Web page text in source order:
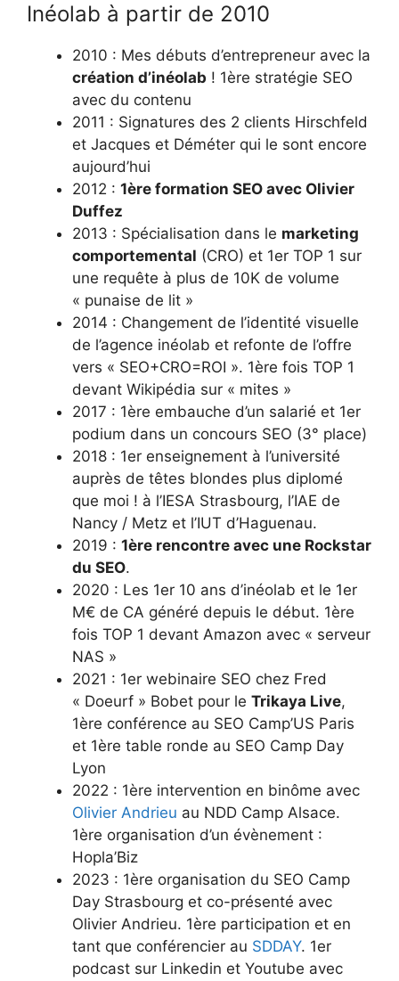
Inéolab à partir de 2010
2010 : Mes débuts d’entrepreneur avec la
création d’inéolab ! 1ère stratégie SEO
avec du contenu
2011 : Signatures des 2 clients Hirschfeld
et Jacques et Déméter qui le sont encore
aujourd’hui
2012 : 1ère formation SEO avec Olivier
Duffez
2013 : Spécialisation dans le marketing
comportemental (CRO) et 1er TOP 1 sur
une requête à plus de 10K de volume
« punaise de lit »
2014 : Changement de l’identité visuelle
de l’agence inéolab et refonte de l’offre
vers « SEO+CRO=ROI ». 1ère fois TOP 1
devant Wikipédia sur « mites »
2017 : 1ère embauche d’un salarié et 1er
podium dans un concours SEO (3° place)
2018 : 1er enseignement à l’université
auprès de têtes blondes plus diplomé
que moi ! à l’IESA Strasbourg, l’IAE de
Nancy / Metz et l’IUT d’Haguenau.
2019 : 1ère rencontre avec une Rockstar
du SEO.
2020 : Les 1er 10 ans d’inéolab et le 1er
M€ de CA généré depuis le début. 1ère
fois TOP 1 devant Amazon avec « serveur
NAS »
2021 : 1er webinaire SEO chez Fred
« Doeurf » Bobet pour le Trikaya Live,
1ère conférence au SEO Camp’US Paris
et 1ère table ronde au SEO Camp Day
Lyon
2022 : 1ère intervention en binôme avec
Olivier Andrieu au NDD Camp Alsace.
1ère organisation d’un évènement :
Hopla’Biz
2023 : 1ère organisation du SEO Camp
Day Strasbourg et co-présenté avec
Olivier Andrieu. 1ère participation et en
tant que conférencier au SDDAY. 1er
podcast sur Linkedin et Youtube avec